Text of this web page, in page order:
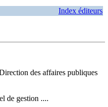
Index éditeurs
des affaires publiques
de gestion ....